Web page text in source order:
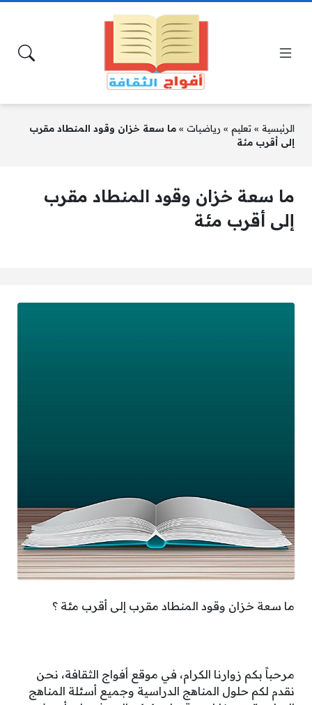
الرئيسية » تعليم » رياضيات » ما سعة خزان وقود المنطاد مقرب
إلى أقرب مئة
ما سعة خزان وقود المنطاد مقرب
إلى أقرب مئة
ما سعة خزان وقود المنطاد مقرب إلى أقرب مئة ؟
مرحباً بكم زوارنا الكرام، في موقع أفواج الثقافة، نحن
نقدم لكم حلول المناهج الدراسية وجميع أسئلة المناهج